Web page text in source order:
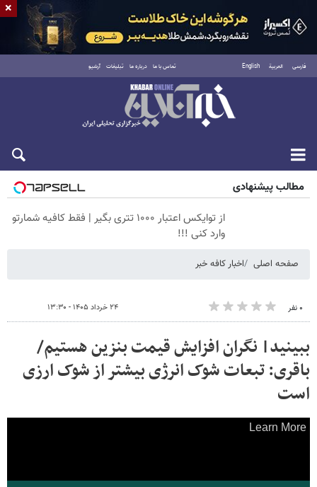
فارسی العربية English تماس با ما درباره ما تبلیغات آرشیو
پنجشنبه ۱۵ مرداد ۱۴۰۵
مطالب پیشنهادی
از توایکس اعتبار ۱۰۰۰ تتری بگیر | فقط کافیه شمارتو
وارد کنی !!!
صفحه اصلی اخبار کافه خبر
۰ نفر ۲۴ خرداد ۱۴۰۵ - ۱۳:۳۰
ببینید| نگران افزایش قیمت بنزین هستیم/
باقری: تبعات شوک انرژی بیشتر از شوک ارزی
است
×